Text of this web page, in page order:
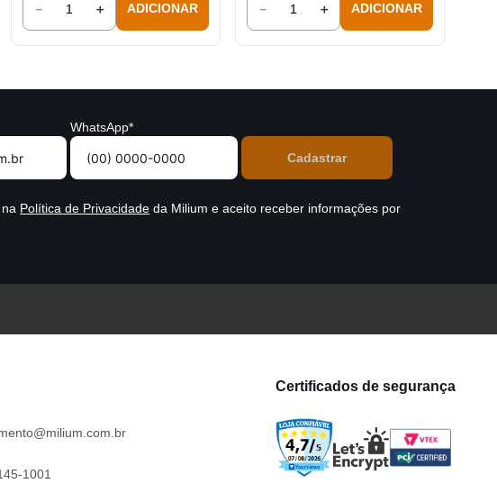
＋
－ ADICIONAR ＋
－ ADICIONAR
WhatsApp*
Política de Privacidade da Milium e aceito receber informações por
1001
Certificados de segurança